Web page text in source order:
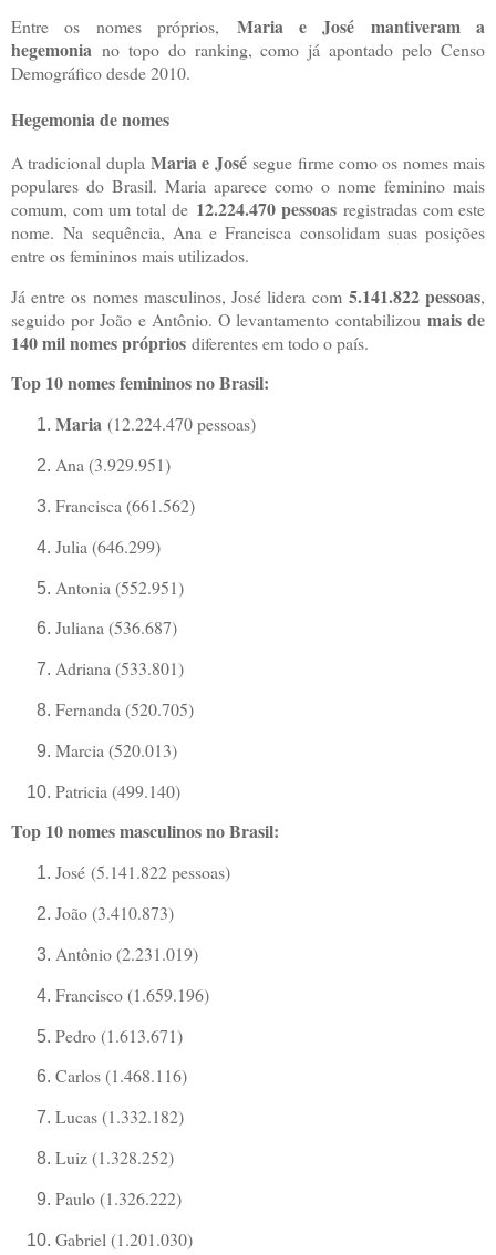
Entre os nomes próprios, Maria e José mantiveram a
hegemonia no topo do ranking, como já apontado pelo Censo
Demográfico desde 2010.
Hegemonia de nomes
A tradicional duplaMaria e Josésegue firme como os nomes mais
populares do Brasil. Maria aparece como o nome feminino mais
comum, com um total de 12.224.470 pessoasregistradas com este
nome.Na sequência, Ana e Francisca consolidam suas posições
entre os femininos mais utilizados.
Já entre os nomes masculinos, José lidera com 5.141.822 pessoas,
seguido por João e Antônio. O levantamento contabilizou mais de
140 mil nomes próprios diferentes em todo o país.
Top 10 nomes femininos no Brasil:
Maria (12.224.470 pessoas)
Ana (3.929.951)
Francisca (661.562)
Julia (646.299)
Antonia (552.951)
Juliana (536.687)
Adriana (533.801)
Fernanda (520.705)
Marcia (520.013)
Patricia (499.140)
Top 10 nomes masculinos no Brasil:
José (5.141.822 pessoas)
João (3.410.873)
Antônio (2.231.019)
Francisco (1.659.196)
Pedro (1.613.671)
Carlos (1.468.116)
Lucas (1.332.182)
Luiz (1.328.252)
Paulo (1.326.222)
Gabriel (1.201.030)